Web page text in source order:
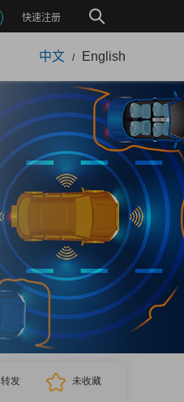
快速注册
中文 / English
转发 未收藏